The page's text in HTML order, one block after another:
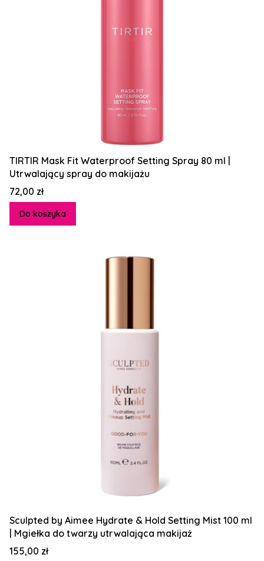
TIRTIR Mask Fit Waterproof Setting Spray 80 ml |
Utrwalający spray do makijażu
Cena
72,00 zł
Do koszyka
Sculpted by Aimee Hydrate & Hold Setting Mist 100 ml
| Mgiełka do twarzy utrwalająca makijaż
Cena
155,00 zł